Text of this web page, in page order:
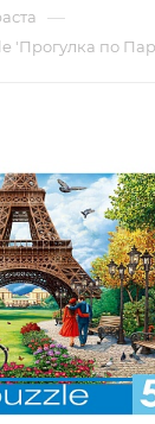
—
'Прогулка по